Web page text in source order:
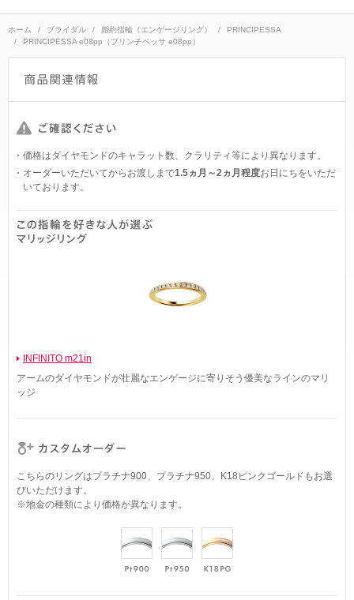
ホーム ブライダル 婚約指輪（エンゲージリング）
PRINCIPESSA
PRINCIPESSA e08pp（プリンチペッサ e08pp）
価格はダイヤモンドのキャラット数、クラリティ等により異なります。
オーダーいただいてからお渡しまで1.5ヵ月～2ヵ月程度お日にちをいただ
いております。
INFINITO m21in
アームのダイヤモンドが壮麗なエンゲージに寄りそう優美なラインのマリ
ッジ
こちらのリングはプラチナ900、プラチナ950、K18ピンクゴールドもお選
びいただけます。
※地金の種類により価格が異なります。